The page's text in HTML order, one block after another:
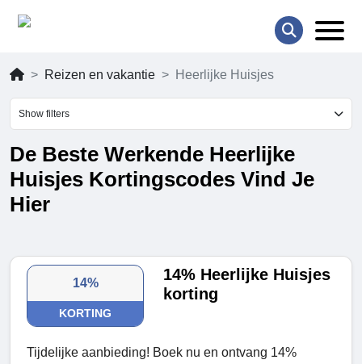
Reizen en vakantie Heerlijke Huisjes
Show filters
De Beste Werkende Heerlijke
Huisjes Kortingscodes Vind Je
Hier
14%
KORTING
14% Heerlijke Huisjes
korting
Tijdelijke aanbieding! Boek nu en ontvang 14%